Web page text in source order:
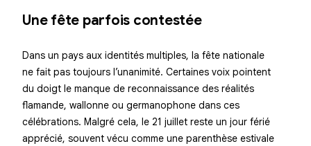
Une fête parfois contestée
Dans un pays aux identités multiples, la fête nationale
ne fait pas toujours l’unanimité. Certaines voix pointent
du doigt le manque de reconnaissance des réalités
flamande, wallonne ou germanophone dans ces
célébrations. Malgré cela, le 21 juillet reste un jour férié
apprécié, souvent vécu comme une parenthèse estivale